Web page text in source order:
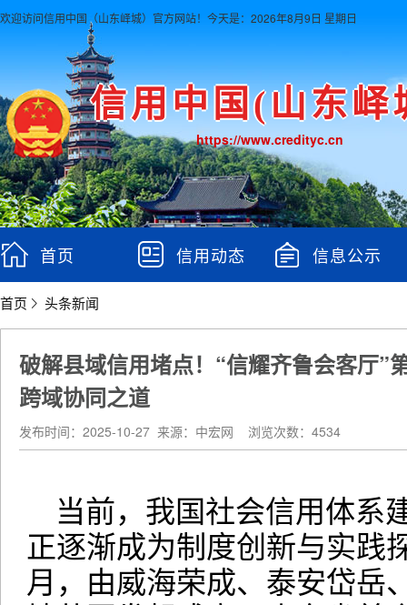
欢迎访问信用中国（山东峄城）官方网站！ 今天是：2026年8月9日 星期日
信用中国(山东峄
https://www.credityc.cn
首页 信用动态 信息公示
首页 头条新闻
破解县域信用堵点！“信耀齐鲁会客厅”
跨域协同之道
发布时间：2025-10-27 来源：中宏网 浏览次数：4534